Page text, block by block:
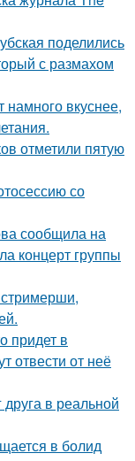
поделились
с размахом
вкуснее,
отметили пятую
со
сообщила на
концерт группы
придет в
отвести от неё
в реальной
в болид